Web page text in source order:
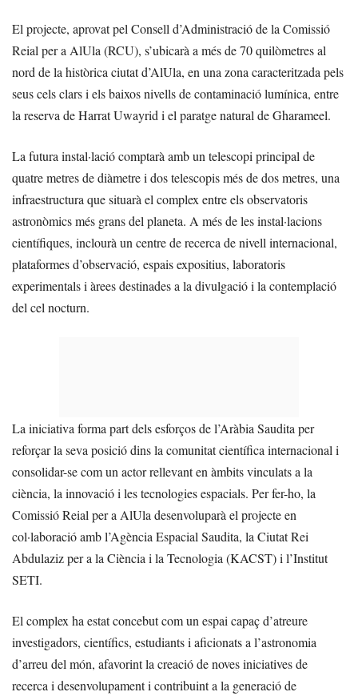
El projecte, aprovat pel Consell d’Administració de la Comissió
Reial per a AlUla (RCU), s’ubicarà a més de 70 quilòmetres al
nord de la històrica ciutat d’AlUla, en una zona caracteritzada pels
seus cels clars i els baixos nivells de contaminació lumínica, entre
la reserva de Harrat Uwayrid i el paratge natural de Gharameel.
La futura instal·lació comptarà amb un telescopi principal de
quatre metres de diàmetre i dos telescopis més de dos metres, una
infraestructura que situarà el complex entre els observatoris
astronòmics més grans del planeta. A més de les instal·lacions
científiques, inclourà un centre de recerca de nivell internacional,
plataformes d’observació, espais expositius, laboratoris
experimentals i àrees destinades a la divulgació i la contemplació
del cel nocturn.
La iniciativa forma part dels esforços de l’Aràbia Saudita per
reforçar la seva posició dins la comunitat científica internacional i
consolidar-se com un actor rellevant en àmbits vinculats a la
ciència, la innovació i les tecnologies espacials. Per fer-ho, la
Comissió Reial per a AlUla desenvoluparà el projecte en
col·laboració amb l’Agència Espacial Saudita, la Ciutat Rei
Abdulaziz per a la Ciència i la Tecnologia (KACST) i l’Institut
SETI.
El complex ha estat concebut com un espai capaç d’atreure
investigadors, científics, estudiants i aficionats a l’astronomia
d’arreu del món, afavorint la creació de noves iniciatives de
recerca i desenvolupament i contribuint a la generació de